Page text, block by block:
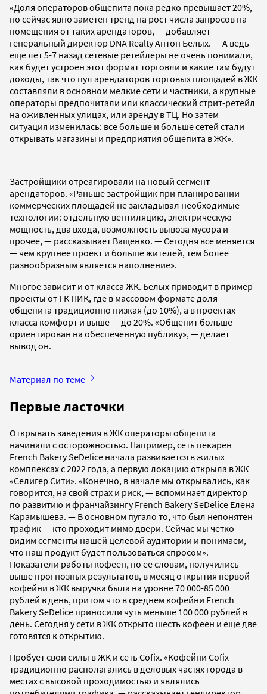
«Доля операторов общепита пока редко превышает 20%,
но сейчас явно заметен тренд на рост числа запросов на
помещения от таких арендаторов, — добавляет
генеральный директор DNA Realty Антон Белых. — А ведь
еще лет 5-7 назад сетевые ретейлеры не очень понимали,
как будет устроен этот формат торговли и какие там будут
доходы, так что пул арендаторов торговых площадей в ЖК
составляли в основном мелкие сети и частники, а крупные
операторы предпочитали или классический стрит-ретейл
на оживленных улицах, или аренду в ТЦ. Но затем
ситуация изменилась: все больше и больше сетей стали
открывать магазины и предприятия общепита в ЖК».
Застройщики отреагировали на новый сегмент
арендаторов. «Раньше застройщик при планировании
коммерческих площадей не закладывал необходимые
технологии: отдельную вентиляцию, электрическую
мощность, два входа, возможность вывоза мусора и
прочее, — рассказывает Ващенко. — Сегодня все меняется
— чем крупнее проект и больше жителей, тем более
разнообразным является наполнение».
Многое зависит и от класса ЖК. Белых приводит в пример
проекты от ГК ПИК, где в массовом формате доля
общепита традиционно низкая (до 10%), а в проектах
класса комфорт и выше — до 20%. «Общепит больше
ориентирован на обеспеченную публику», — делает
вывод он.
Материал по теме
Первые ласточки
Открывать заведения в ЖК операторы общепита
начинали с осторожностью. Например, сеть пекарен
French Bakery SeDelice начала развивается в жилых
комплексах с 2022 года, а первую локацию открыла в ЖК
«Селигер Сити». «Конечно, в начале мы открывались, как
говорится, на свой страх и риск, — вспоминает директор
по развитию и франчайзингу French Bakery SeDelice Елена
Карамышева. — В основном пугало то, что был непонятен
трафик — кто проходит мимо двери. Сейчас мы четко
видим сегменты нашей целевой аудитории и понимаем,
что наш продукт будет пользоваться спросом».
Показатели работы кофеен, по ее словам, получились
выше прогнозных результатов, в месяц открытия первой
кофейни в ЖК выручка была на уровне 70 000-85 000
рублей в день, притом что в среднем кофейни French
Bakery SeDelice приносили чуть меньше 100 000 рублей в
день. Сегодня у сети в ЖК открыто шесть кофеен и еще две
готовятся к открытию.
Пробует свои силы в ЖК и сеть Cofix. «Кофейни Cofix
традиционно располагались в деловых частях города в
местах с высокой проходимостью и являлись